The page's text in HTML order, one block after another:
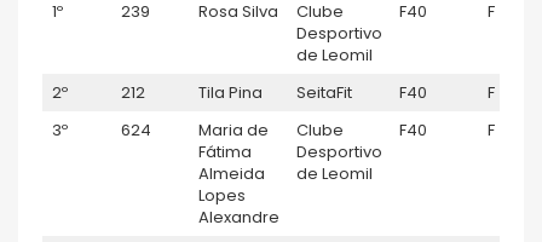
1º 239 Rosa Silva
Clube
Desportivo
de Leomil
F40 F
2º 212 Tila Pina SeitaFit F40
F
3º
624
Maria de
Fátima
Almeida
Lopes
Alexandre
Clube
Desportivo
de Leomil
F40 F